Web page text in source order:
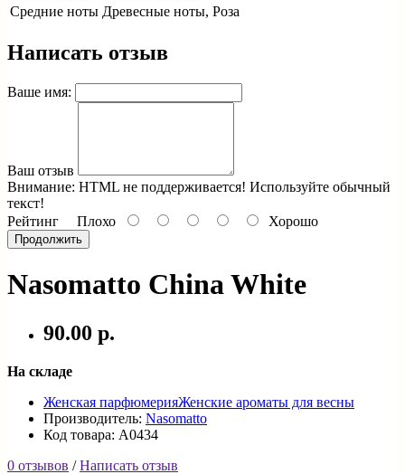
Средние ноты Древесные ноты, Роза
Написать отзыв
Ваше имя:
Ваш отзыв
Внимание: HTML не поддерживается! Используйте обычный
текст!
Рейтинг Плохо Хорошо
Продолжить
Nasomatto China White
90.00 р.
На складе
Женская парфюмерияЖенские ароматы для весны
Производитель: Nasomatto
Код товара: A0434
0 отзывов /Написать отзыв